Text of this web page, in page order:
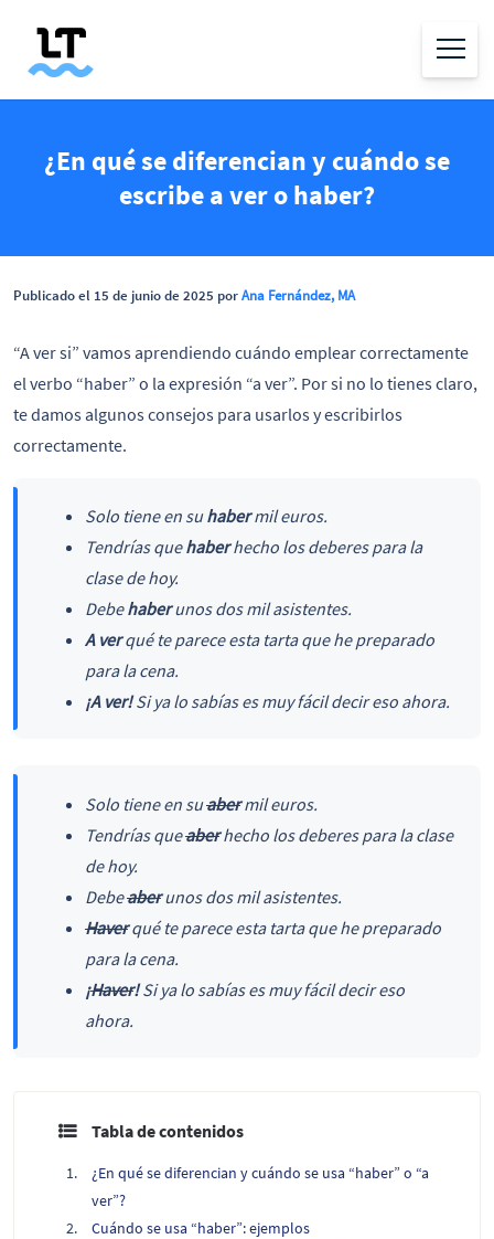
¿En qué se diferencian y cuándo se
escribe a ver o haber?
Publicado el 15 de junio de 2025 porAna Fernández, MA
“A ver si” vamos aprendiendo cuándo emplear correctamente
el verbo “haber” o la expresión “a ver”. Por si no lo tienes claro,
te damos algunos consejos para usarlos y escribirlos
correctamente.
Solo tiene en suhabermil euros.
Tendrías quehaberhecho los deberes para la
clase de hoy.
Debehaberunos dos mil asistentes.
A verqué te parece esta tarta que he preparado
para la cena.
¡A ver!Si ya lo sabías es muy fácil decir eso ahora.
Solo tiene en suabermil euros.
Tendrías queaberhecho los deberes para la clase
de hoy.
Debeaberunos dos mil asistentes.
Haverqué te parece esta tarta que he preparado
para la cena.
¡Haver!Si ya lo sabías es muy fácil decir eso
ahora.
Tabla de contenidos
¿En qué se diferencian y cuándo se usa “haber” o “a
ver”?
Cuándo se usa “haber”: ejemplos